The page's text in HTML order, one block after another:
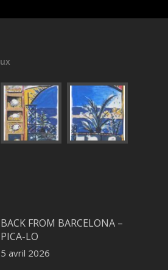
BACK FROM BARCELONA –
PICA-LO
5 avril 2026